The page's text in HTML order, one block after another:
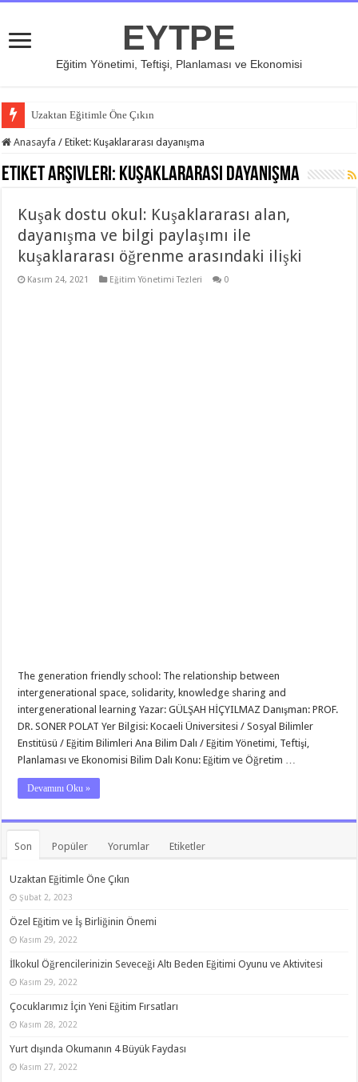
EYTPE
Eğitim Yönetimi, Teftişi, Planlaması ve Ekonomisi
Uzaktan Eğitimle Öne Çıkın
Anasayfa / Etiket:Kuşaklararası dayanışma
Etiket Arşivleri: Kuşaklararası dayanışma
Kuşak dostu okul: Kuşaklararası alan,
dayanışma ve bilgi paylaşımı ile
kuşaklararası öğrenme arasındaki ilişki
Kasım 24, 2021 Eğitim Yönetimi Tezleri 0
The generation friendly school: The relationship between
intergenerational space, solidarity, knowledge sharing and
intergenerational learning Yazar: GÜLŞAH HİÇYILMAZ Danışman: PROF.
DR. SONER POLAT Yer Bilgisi: Kocaeli Üniversitesi / Sosyal Bilimler
Enstitüsü / Eğitim Bilimleri Ana Bilim Dalı / Eğitim Yönetimi, Teftişi,
Planlaması ve Ekonomisi Bilim Dalı Konu: Eğitim ve Öğretim …
Devamını Oku »
Son Popüler Yorumlar Etiketler
Uzaktan Eğitimle Öne Çıkın
Şubat 2, 2023
Özel Eğitim ve İş Birliğinin Önemi
Kasım 29, 2022
İlkokul Öğrencilerinizin Seveceği Altı Beden Eğitimi Oyunu ve Aktivitesi
Kasım 29, 2022
Çocuklarımız İçin Yeni Eğitim Fırsatları
Kasım 28, 2022
Yurt dışında Okumanın 4 Büyük Faydası
Kasım 27, 2022